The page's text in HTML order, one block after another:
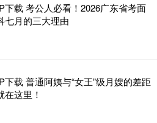
下载 考公人必看！2026广东省考面
七月的三大理由
下载 普通阿姨与“女王”级月嫂的差距
这里！